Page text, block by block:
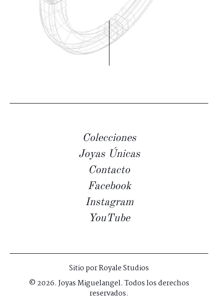
Colecciones
Joyas Únicas
Contacto
Facebook
Instagram
YouTube
Sitio porRoyale Studios
© 2026. Joyas Miguelangel. Todos los derechos
reservados.